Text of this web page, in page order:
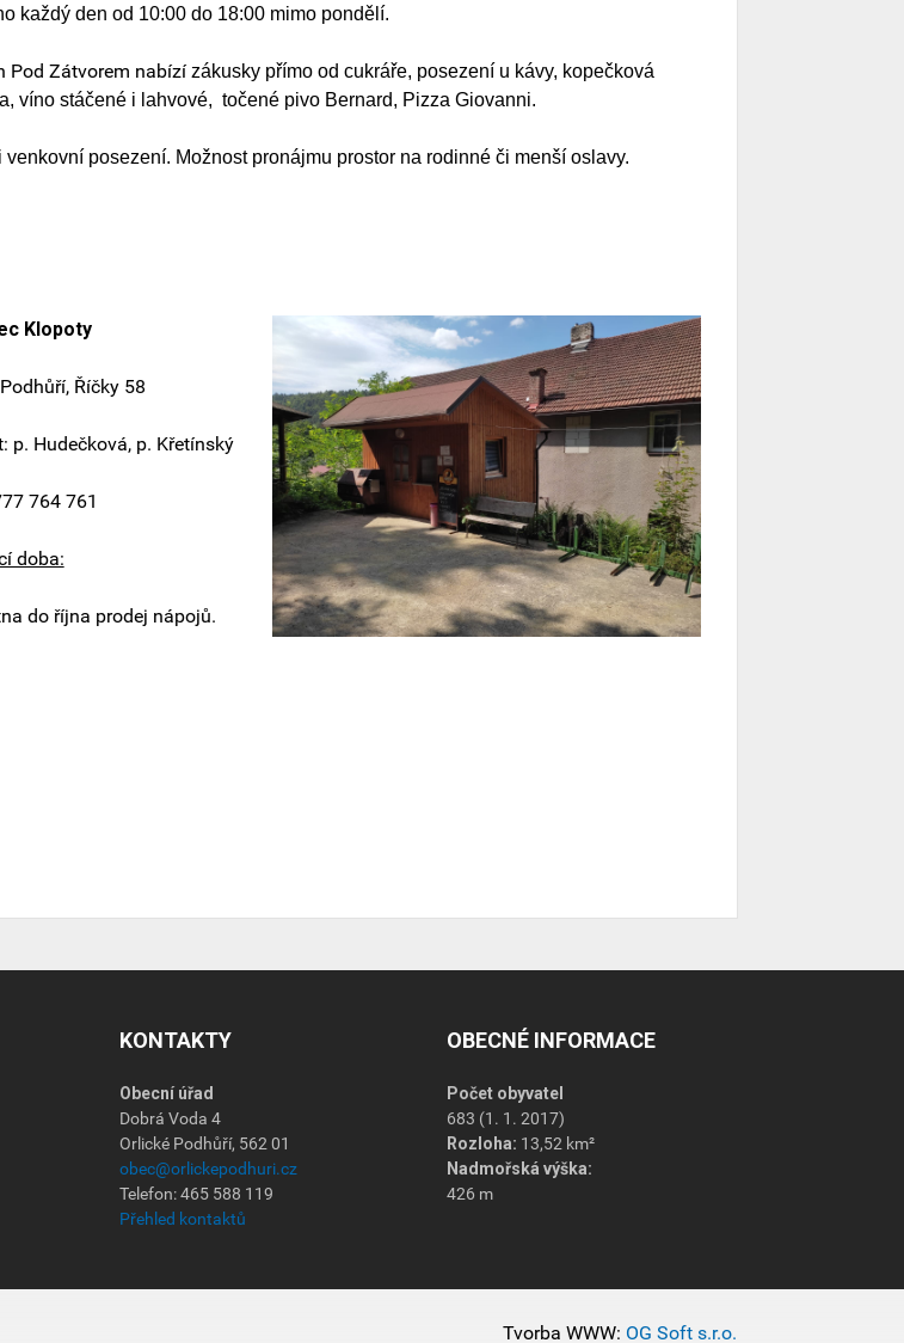
každý den od 10:00 do 18:00 mimo pondělí.
Pod Zátvorem nabízí zákusky přímo od cukráře, posezení u kávy, kopečková
víno stáčené i lahvové, točené pivo Bernard, Pizza Giovanni.
venkovní posezení. Možnost pronájmu prostor na rodinné či menší oslavy.
Klopoty
Říčky 58
p. Hudečková, p. Křetínský
764 761
doba:
do října prodej nápojů.
KONTAKTY
Obecní úřad
Dobrá Voda 4
Orlické Podhůří, 562 01
obec@orlickepodhuri.cz
Telefon: 465 588 119
Přehled kontaktů
OBECNÉ INFORMACE
Počet obyvatel
683 (1. 1. 2017)
Rozloha: 13,52 km²
Nadmořská výška:
426 m
Tvorba WWW: OG Soft s.r.o.